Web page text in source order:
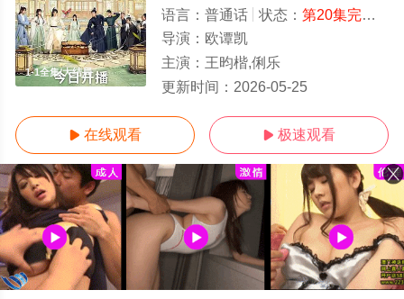
1-1全集/大结局
语言： 普通话 状态： 第20集完结
导演： 欧谭凯
主演： 王昀楷,俐乐
更新时间： 2026-05-25
 在线观看  极速观看